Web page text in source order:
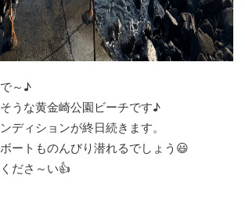
～♪
うな黄金崎公園ビーチです♪
ディションが終日続きます。
ートものんびり潜れるでしょう😃
ださ～い👍